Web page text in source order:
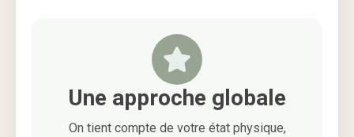
Une approche globale
On tient compte de votre état physique,